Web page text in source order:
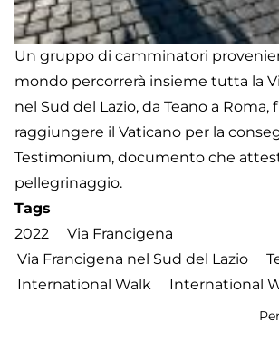
Un gruppo di camminatori
mondo percorrerà insieme tutta la
nel Sud del Lazio, da Teano a Roma,
raggiungere il Vaticano per la
Testimonium, documento che
pellegrinaggio.
Tags
2022
Via Francigena
Via Francigena nel Sud del Lazio
International Walk
International